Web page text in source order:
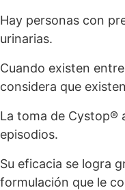
Hay personas con
urinarias.
Cuando existen
considera que
La toma de Cystop®
episodios.
Su eficacia se logra
formulación que le